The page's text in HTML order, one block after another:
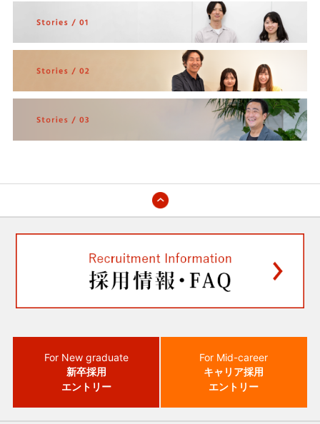
For New graduate
新卒採用
エントリー
For Mid-career
キャリア採用
エントリー